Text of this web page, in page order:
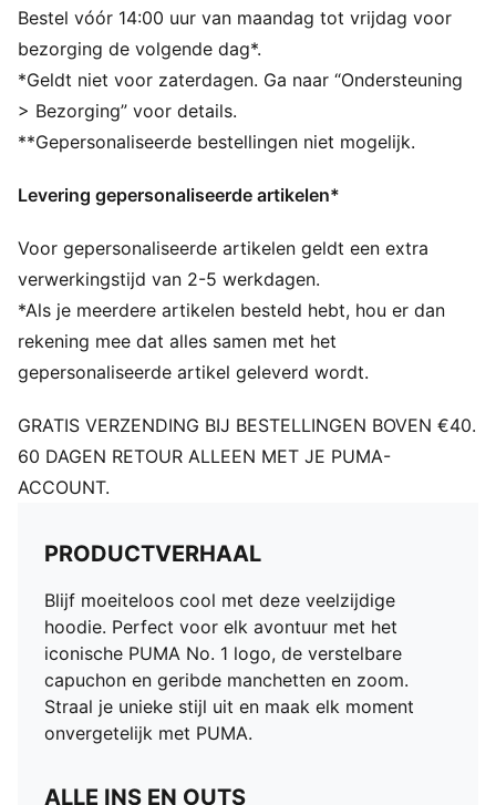
Normale lengte
Met capuchon
Met lange mouwen
Kangoeroezak
PUMA-merkdetails
Bestel vóór 14:00 uur van maandag tot vrijdag voor
bezorging de volgende dag*.
*Geldt niet voor zaterdagen. Ga naar “Ondersteuning
> Bezorging” voor details.
**Gepersonaliseerde bestellingen niet mogelijk.
Levering gepersonaliseerde artikelen*
Voor gepersonaliseerde artikelen geldt een extra
verwerkingstijd van 2-5 werkdagen.
*Als je meerdere artikelen besteld hebt, hou er dan
rekening mee dat alles samen met het
gepersonaliseerde artikel geleverd wordt.
GRATIS VERZENDING BIJ BESTELLINGEN BOVEN €40.
60 DAGEN RETOUR ALLEEN MET JE PUMA-
ACCOUNT.
PRODUCTVERHAAL
Blijf moeiteloos cool met deze veelzijdige
hoodie. Perfect voor elk avontuur met het
iconische PUMA No. 1 logo, de verstelbare
capuchon en geribde manchetten en zoom.
Straal je unieke stijl uit en maak elk moment
onvergetelijk met PUMA.
ALLE INS EN OUTS